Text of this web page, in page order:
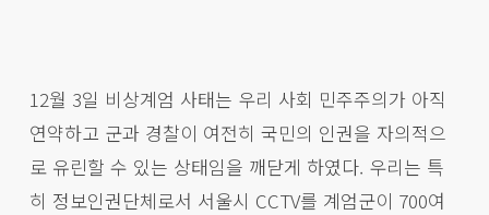
12월 3일 비상계엄 사태는 우리 사회 민주주의가 아직
연약하고 군과 경찰이 여전히 국민의 인권을 자의적으
로 유린할 수 있는 상태임을 깨닫게 하였다. 우리는 특
히 정보인권단체로서 서울시 CCTV를 계엄군이 700여